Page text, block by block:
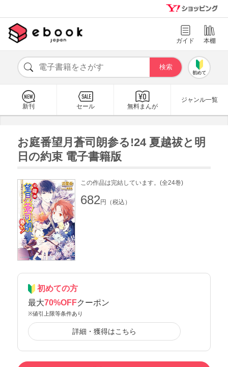
ガイド 本棚
初めて
新刊 セール 無料まんが
ジャンル一覧
お庭番望月蒼司朗参る!24 夏越祓と明
日の約束 電子書籍版
この作品は完結しています。(全24巻)
682 円（税込）
初めての方
最大70%OFFクーポン
※値引上限等条件あり
詳細・獲得はこちら